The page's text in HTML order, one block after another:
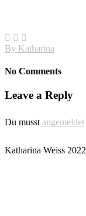
By Katharina
No Comments
Leave a Reply
Du musst angemeldet
Katharina Weiss 2022